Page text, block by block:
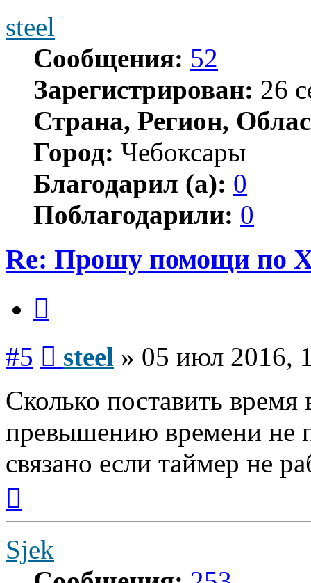
steel
Сообщения: 52
Зарегистрирован: 26
Страна, Регион,
Город: Чебоксары
Благодарил (а): 0
Поблагодарили: 0
Re: Прошу помощи по
#5 steel » 05 июл 2016,
Сколько поставить время
превышению времени не
связано если таймер не
началу
Sjek